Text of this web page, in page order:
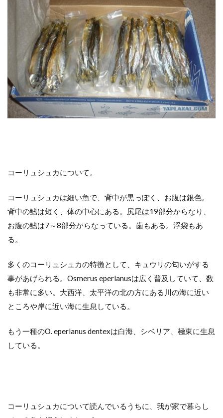
コーリュシュカについて。
コーリュシュカは細い魚で、背中が黒っぽく、お腹は銀色。
背中の鰭は短く、体の中心にある。尻尾は19部分からなり、
お腹の鰭は7～8部分からなっている。歯もある。浮袋もあ
る。
多くのコーリュシュカの特徴として、キュウリの匂いがする
事があげられる。Osmerus eperlanusは広く普及していて、数
も非常に多い。大西洋、太平洋の北の方にある川の海に近い
ところや岸に近い海に生息している。
もう一種のО. eperlanus dentexは白海、シベリア、極東に生息
している。
コーリュシュカについて読んでいるうちに、我が家で暮らし